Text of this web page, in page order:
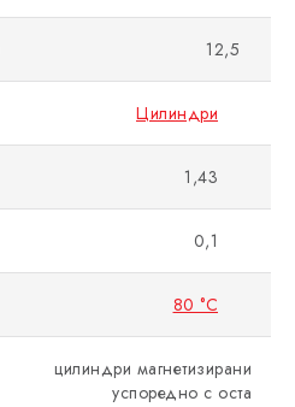
12,5
Цилиндри
1,43
0,1
80 °C
цилиндри магнетизирани
успоредно с оста